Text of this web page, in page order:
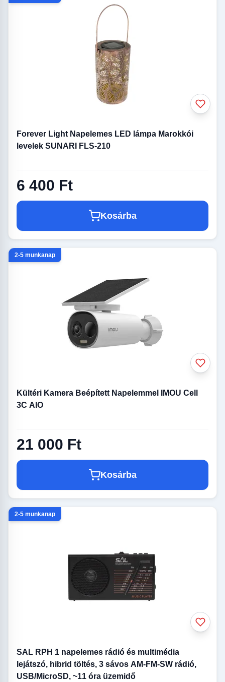
Forever Light Napelemes LED lámpa Marokkói
levelek SUNARI FLS-210
6 400 Ft
Kosárba
2-5 munkanap
Kültéri Kamera Beépített Napelemmel IMOU Cell
3C AIO
21 000 Ft
Kosárba
2-5 munkanap
SAL RPH 1 napelemes rádió és multimédia
lejátszó, hibrid töltés, 3 sávos AM-FM-SW rádió,
USB/MicroSD, ~11 óra üzemidő